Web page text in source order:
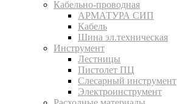
Кабельно-проводная
АРМАТУРА СИП
Кабель
Шина эл.техническая
Инструмент
Лестницы
Пистолет ПЦ
Слесарный инструмент
Электроинструмент